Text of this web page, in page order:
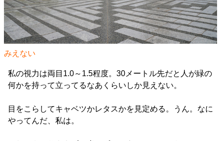
みえない
私の視力は両目1.0～1.5程度。30メートル先だと人が緑の
何かを持って立ってるなあくらいしか見えない。
目をこらしてキャベツかレタスかを見定める。うん。なに
やってんだ、私は。